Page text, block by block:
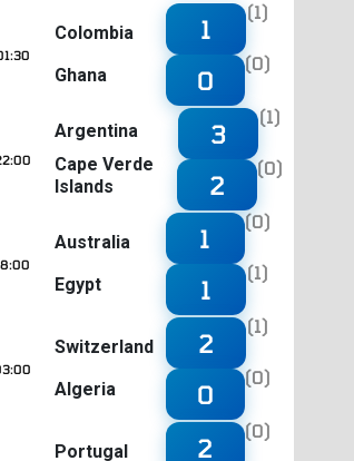
Colombia
Ghana
1
(1)
0
(0)
Argentina
Cape Verde
Islands
3
(1)
2
(0)
Australia
Egypt
1
(0)
1
(1)
Switzerland
Algeria
2
(1)
0
(0)
Portugal
2
(0)